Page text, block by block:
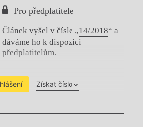
Pro předplatitele
Článek vyšel v čísle „14/2018“ a
dáváme ho k dispozici
předplatitelům.
Získat číslo
Chviličku.